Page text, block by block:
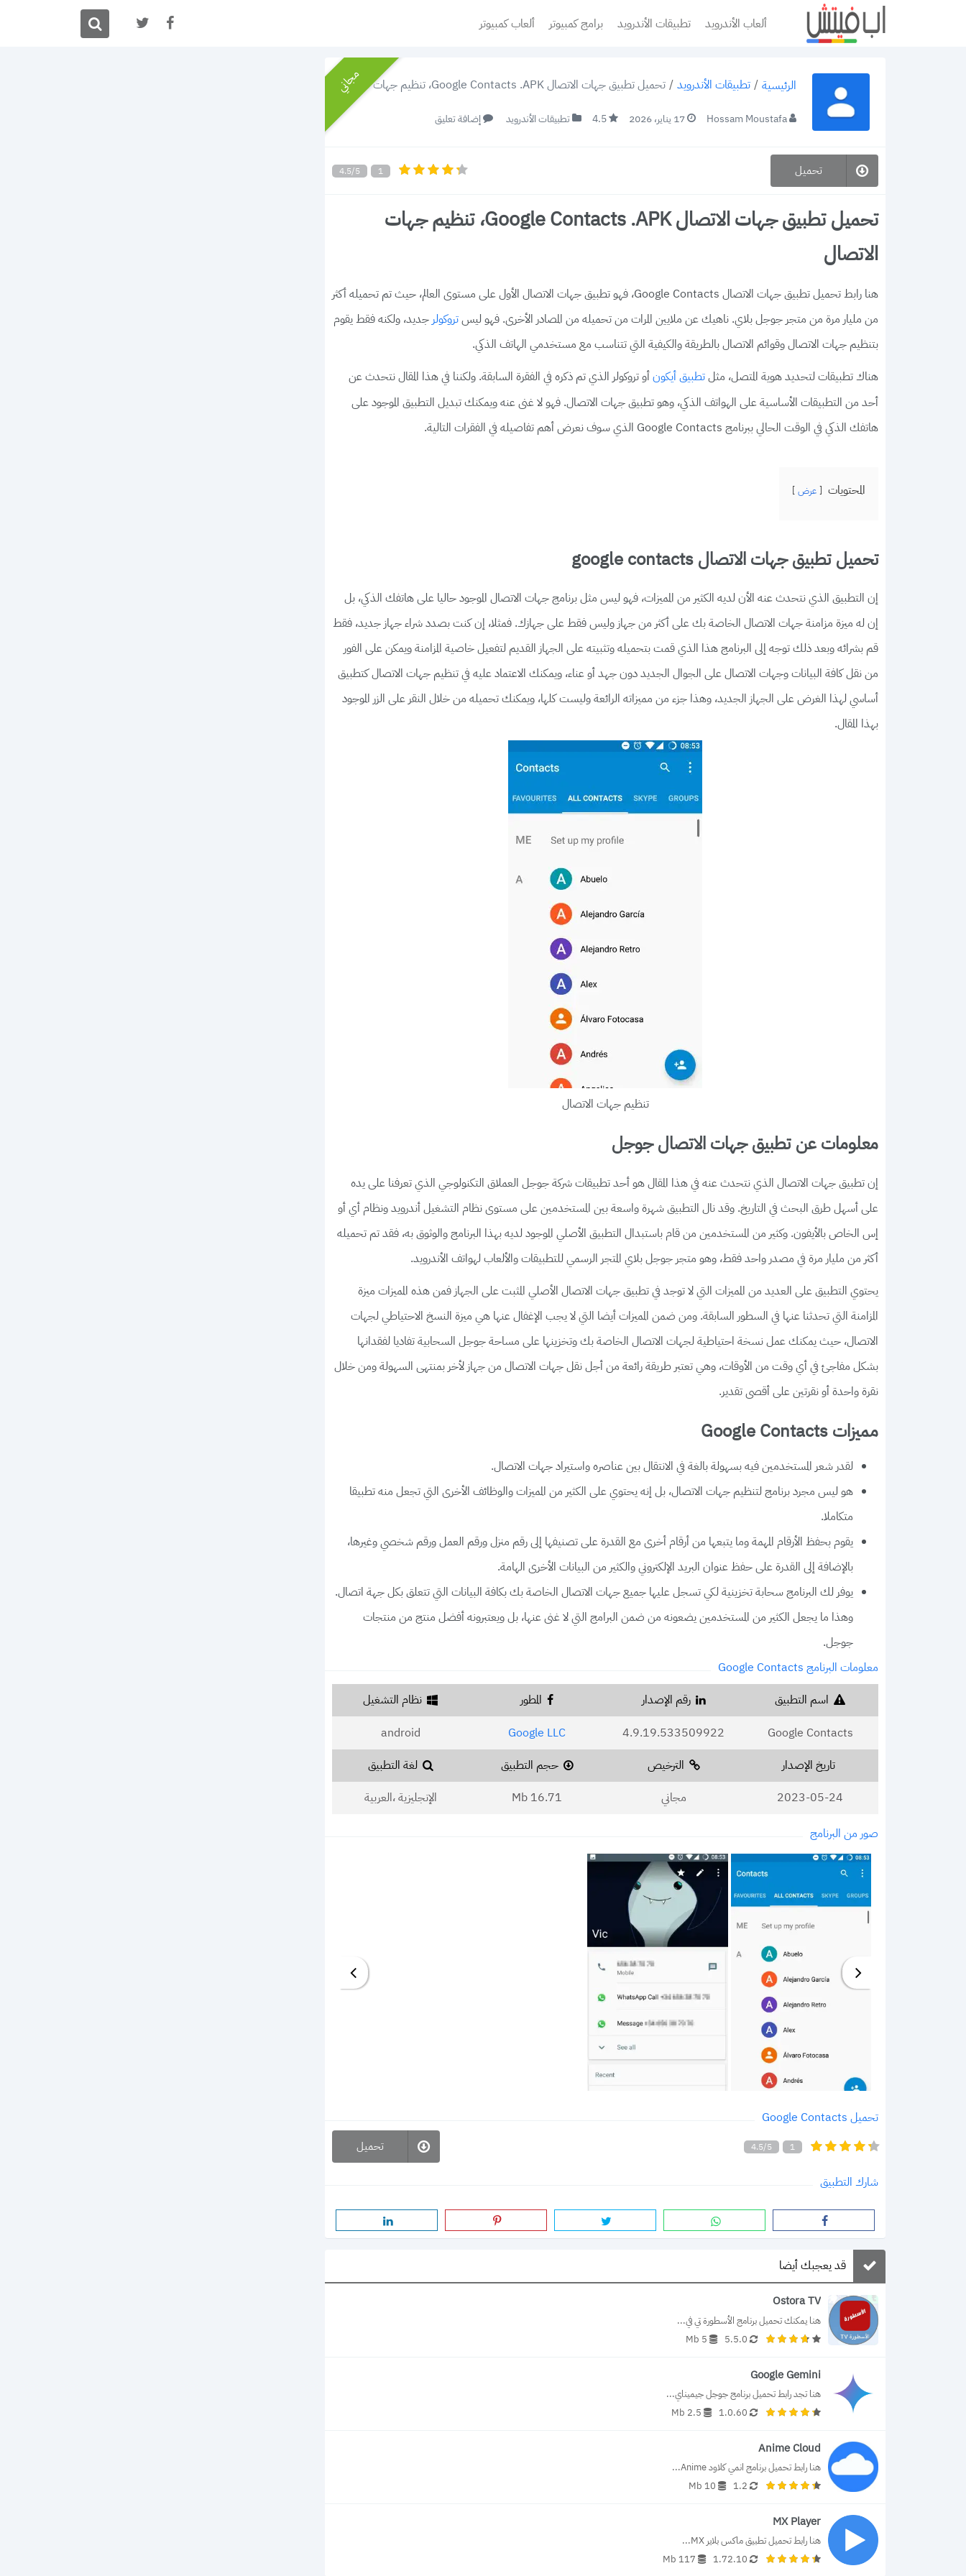
ألعاب الأندرويد تطبيقات الأندرويد برامج كمبيوتر ألعاب كمبيوتر
الرئيسية / تطبيقات الأندرويد / تحميل تطبيق جهات الاتصال Google Contacts .APK، تنظيم جهات الاتصال
Hossam Moustafa 17 يناير، 2026 4.5 تطبيقات الأندرويد إضافة تعليق
مجاني
4.5/5 1 تحميل
تحميل تطبيق جهات الاتصال Google Contacts .APK، تنظيم جهات
الاتصال
هنا رابط تحميل تطبيق جهات الاتصال Google Contacts، فهو تطبيق جهات الاتصال الأول على مستوى العالم، حيث تم تحميله أكثر
من مليار مرة من متجر جوجل بلاي. ناهيك عن ملايين المرات من تحميله من المصادر الأخرى. فهو ليستروكولرجديد، ولكنه فقط يقوم
بتنظيم جهات الاتصال وقوائم الاتصال بالطريقة والكيفية التي تتناسب مع مستخدمي الهاتف الذكي.
هناك تطبيقات لتحديد هوية المتصل، مثلتطبيق أيكونأو تروكولر الذي تم ذكره في الفقرة السابقة. ولكننا في هذا المقال نتحدث عن
أحد من التطبيقات الأساسية على الهواتف الذكي، وهو تطبيق جهات الاتصال. فهو لا غنى عنه ويمكنك تبديل التطبيق الموجود على
هاتفك الذكي في الوقت الحالي ببرنامج Google Contacts الذي سوف نعرض أهم تفاصيله في الفقرات التالية.
المحتويات عرض
تحميل تطبيق جهات الاتصال google contacts
إن التطبيق الذي نتحدث عنه الأن لديه الكثير من المميزات، فهو ليس مثل برنامج جهات الاتصال الموجود حاليا على هاتفك الذكي، بل
إن له ميزة مزامنة جهات الاتصال الخاصة بك على أكثر من جهاز وليس فقط على جهازك. فمثلا، إن كنت بصدد شراء جهاز جديد، فقط
قم بشرائه وبعد ذلك توجه إلى البرنامج هذا الذي قمت بتحميله وتثبيته على الجهاز القديم لتفعيل خاصية المزامنة ويمكن على الفور
من نقل كافة البيانات وجهات الاتصال على الجوال الجديد دون جهد أو عناء، ويمكنك الاعتماد عليه في تنظيم جهات الاتصال كتطبيق
أساسي لهذا الغرض على الجهاز الجديد، وهذا جزء من مميزاته الرائعة وليست كلها، ويمكنك تحميله من خلال النقر على الزر الموجود
بهذا المقال.
تنظيم جهات الاتصال
معلومات عن تطبيق جهات الاتصال جوجل
إن تطبيق جهات الاتصال الذي نتحدث عنه في هذا المقال هو أحد تطبيقات شركة جوجل العملاق التكنولوجي الذي تعرفنا على يده
على أسهل طرق البحث في التاريخ. وقد نال التطبيق شهرة واسعة بين المستخدمين على مستوى نظام التشغيل أندرويد ونظام أي أو
إس الخاص بالأيفون. وكثير من المستخدمين من قام باستبدال التطبيق الأصلي الموجود لديه بهذا البرنامج والوثوق به، فقد تم تحميله
أكثر من مليار مرة في مصدر واحد فقط، وهو متجر جوجل بلاي المتجر الرسمي للتطبيقات والألعاب لهواتف الأندرويد.
يحتوي التطبيق على العديد من المميزات التي لا توجد في تطبيق جهات الاتصال الأصلي المثبت على الجهاز فمن هذه المميزات ميزة
المزامنة التي تحدثنا عنها في السطور السابقة. ومن ضمن المميزات أيضا التي لا يجب الإغفال عنها هي ميزة النسخ الاحتياطي لجهات
الاتصال، حيث يمكنك عمل نسخة احتياطية لجهات الاتصال الخاصة بك وتخزينها على مساحة جوجل السحابية تفاديا لفقدانها
بشكل مفاجئ في أي وقت من الأوقات، وهي تعتبر طريقة رائعة من أجل نقل جهات الاتصال من جهاز لأخر بمنتهى السهولة ومن خلال
نقرة واحدة أو نقرتين على أقصى تقدير.
مميزات Google Contacts
لقدر شعر المستخدمين فيه بسهولة بالغة في الانتقال بين عناصره واستيراد جهات الاتصال.
هو ليس مجرد برنامج لتنظيم جهات الاتصال، بل إنه يحتوي على الكثير من المميزات والوظائف الأخرى التي تجعل منه تطبيقا
متكاملا.
يقوم بحفظ الأرقام المهمة وما يتبعها من أرقام أخرى مع القدرة على تصنيفها إلى رقم منزل ورقم العمل ورقم شخصي وغيرها،
بالإضافة إلى القدرة على حفظ عنوان البريد الإلكتروني والكثير من البيانات الأخرى الهامة.
يوفر لك البرنامج سحابة تخزينية لكي تسجل عليها جميع جهات الاتصال الخاصة بك بكافة البيانات التي تتعلق بكل جهة اتصال.
وهذا ما يجعل الكثير من المستخدمين يضعونه من ضمن البرامج التي لا غنى عنها، بل ويعتبرونه أفضل منتج من منتجات
جوجل.
معلومات البرنامج Google Contacts
اسم التطبيق
Google Contacts
رقم الإصدار
4.9.19.533509922
المطور
Google LLC
نظام التشغيل
android
تاريخ الإصدار
2023-05-24
الترخيص
مجاني
حجم التطبيق
16.71 Mb
لغة التطبيق
الإنجليزية ،العربية
صور من البرنامج
تحميل Google Contacts
4.5/5 1 تحميل
شارك التطبيق
قد يعجبك أيضا
Ostora TV
هنا يمكنك تحميل برنامج الأسطورة تي في...
5.5.0
5 Mb
Google Gemini
هنا تجد رابط تحميل برنامج جوجل جيميناي...
1.0.60
2.5 Mb
Anime Cloud
هنا رابط تحميل برنامج انمي كلاود Anime...
1.2
10 Mb
MX Player
هنا رابط تحميل تطبيق ماكس بلاير MX...
1.72.10
117 Mb